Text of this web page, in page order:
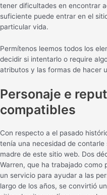
tener dificultades en encontrar
suficiente puede entrar en el
particular vida.
Permítenos leemos todos los
decidir si intentarlo o require
atributos y las formas de hacer
Personaje e
compatibles
Con respecto a el pasado
tenía una necesidad de
madre de este sitio web. Dos
Warren, que ha trabajado como
un servicio para ayudar a las
largo de los años, se convirtió